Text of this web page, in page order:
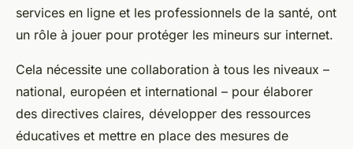
services en ligne et les professionnels de la santé, ont
un rôle à jouer pour protéger les mineurs sur internet.
Cela nécessite une collaboration à tous les niveaux –
national, européen et international – pour élaborer
des directives claires, développer des ressources
éducatives et mettre en place des mesures de